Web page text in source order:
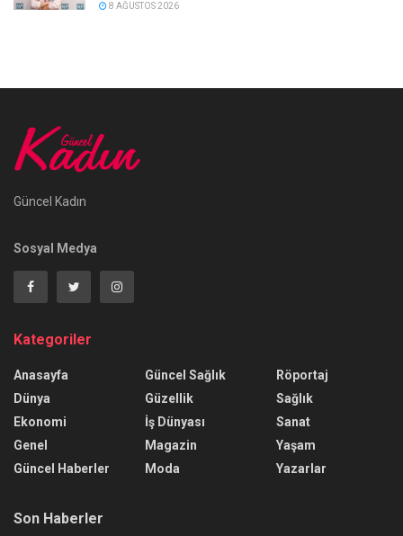
8 AĞUSTOS 2026
Güncel Kadın
Sosyal Medya
Kategoriler
Anasayfa
Dünya
Ekonomi
Genel
Güncel Haberler
Güncel Sağlık
Güzellik
İş Dünyası
Magazin
Moda
Röportaj
Sağlık
Sanat
Yaşam
Yazarlar
Son Haberler